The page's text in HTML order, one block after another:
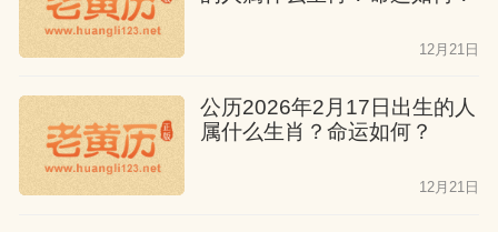
12月21日
公历2026年2月17日出生的人
属什么生肖？命运如何？
12月21日